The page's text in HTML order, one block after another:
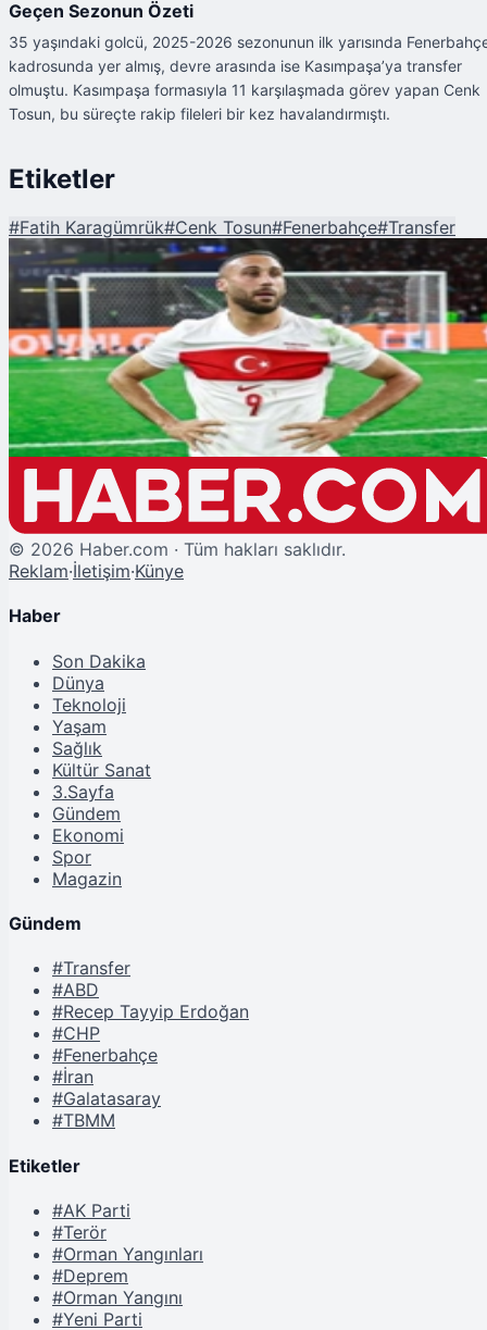
Geçen Sezonun Özeti
35 yaşındaki golcü, 2025-2026 sezonunun ilk yarısında
kadrosunda yer almış, devre arasında ise Kasımpaşa’ya transfer
olmuştu. Kasımpaşa formasıyla 11 karşılaşmada görev yapan Cenk
Tosun, bu süreçte rakip fileleri bir kez havalandırmıştı.
Etiketler
#Fatih Karagümrük#Cenk Tosun#Fenerbahçe#Transfer
Cenk Tosun'un Yeni Adresi Fatih Karagümrük Oldu
© 2026 Haber.com · Tüm hakları saklıdır.
Reklam·İletişim·Künye
Haber
Son Dakika
Dünya
Teknoloji
Yaşam
Sağlık
Kültür Sanat
3.Sayfa
Gündem
Ekonomi
Spor
Magazin
Gündem
#Transfer
#ABD
#Recep Tayyip Erdoğan
#CHP
#Fenerbahçe
#İran
#Galatasaray
#TBMM
Etiketler
#AK Parti
#Terör
#Orman Yangınları
#Deprem
#Orman Yangını
#Yeni Parti